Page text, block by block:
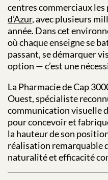
centres commerciaux les
d’Azur, avec plusieurs
année. Dans cet
où chaque enseigne se
passant, se démarquer
option — c’est une
La Pharmacie de Cap
Ouest, spécialiste
communication visuelle
pour concevoir et
la hauteur de son
réalisation remarquable
naturalité et efficacité